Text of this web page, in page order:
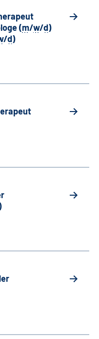
(m/w/d)
/d)